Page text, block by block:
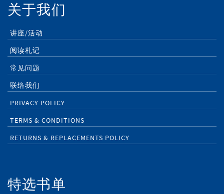
关于我们
讲座/活动
阅读札记
常见问题
联络我们
PRIVACY POLICY
TERMS & CONDITIONS
RETURNS & REPLACEMENTS POLICY
特选书单